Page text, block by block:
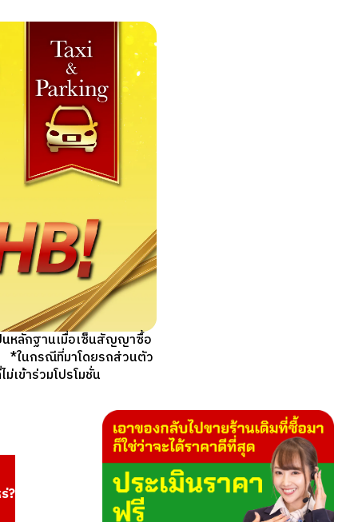
นหลักฐานเมื่อเซ็นสัญญาซื้อ
*ในกรณีที่มาโดยรถส่วนตัว
เข้าร่วมโปรโมชั่น
?